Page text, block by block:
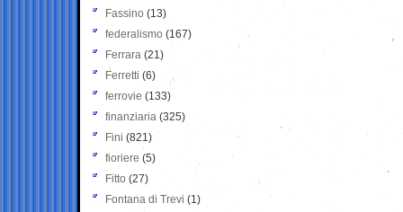
Fassino (13)
federalismo (167)
Ferrara (21)
Ferretti (6)
ferrovie (133)
finanziaria (325)
Fini (821)
fioriere (5)
Fitto (27)
Fontana di Trevi (1)